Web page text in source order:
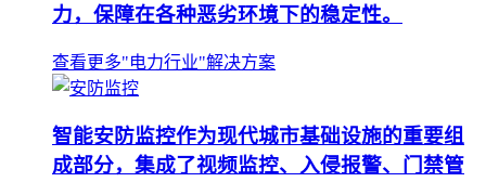
力，保障在各种恶劣环境下的稳定性。
查看更多"电力行业"解决方案
智能安防监控作为现代城市基础设施的重要组
成部分，集成了视频监控、入侵报警、门禁管